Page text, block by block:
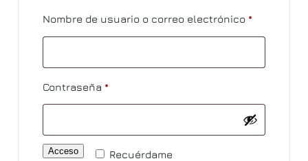
Nombre de usuario o correo electrónico *Obligatorio
Contraseña *Obligatorio
Recuérdame
Acceso